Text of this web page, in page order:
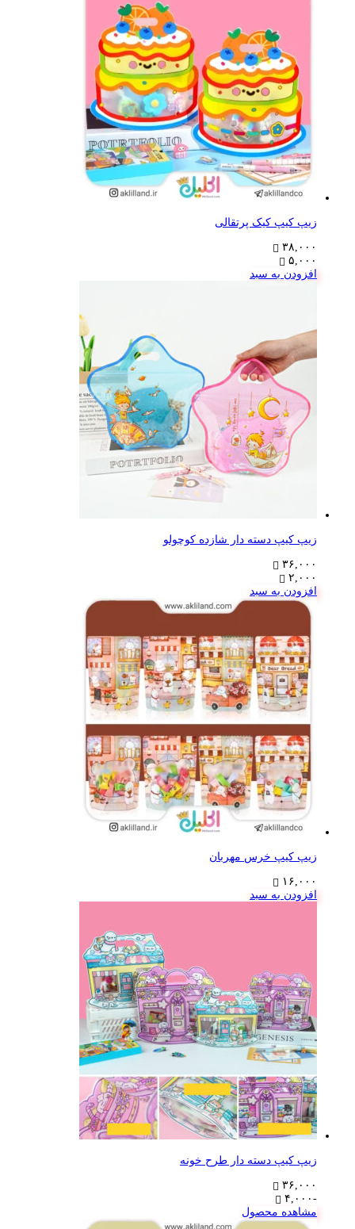
زیپ کیپ کیک پرتقالی
۳۸,۰۰۰
۵,۰۰۰
افزودن به سبد
زیپ کیپ دسته دار شازده کوچولو
۳۶,۰۰۰
۲,۰۰۰
افزودن به سبد
زیپ کیپ خرس مهربان
۱۶,۰۰۰
افزودن به سبد
زیپ کیپ دسته دار طرح خونه
۳۶,۰۰۰
-۴,۰۰۰
مشاهده محصول